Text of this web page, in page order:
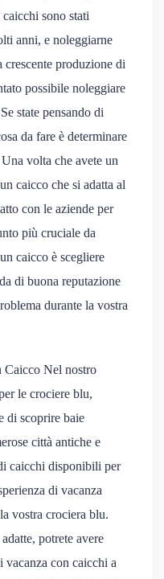
sono stati
anni, e noleggiarne
produzione di
possibile noleggiare
state pensando di
da fare è determinare
volta che avete un
caicco che si adatta al
con le aziende per
più cruciale da
caicco è scegliere
di buona reputazione
durante la vostra
Caicco Nel nostro
le crociere blu,
di scoprire baie
città antiche e
caicchi disponibili per
di vacanza
vostra crociera blu.
potrete avere
vacanza con caicchi a